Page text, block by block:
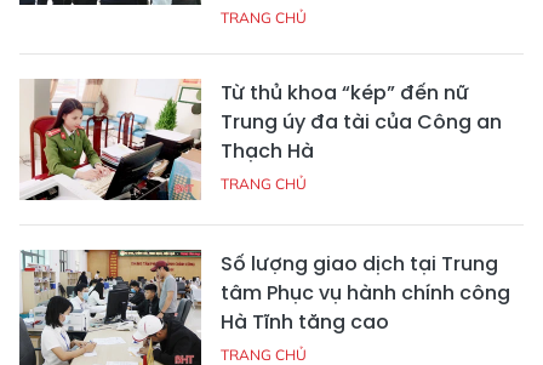
TRANG CHỦ
Từ thủ khoa “kép” đến nữ
Trung úy đa tài của Công an
Thạch Hà
TRANG CHỦ
Số lượng giao dịch tại Trung
tâm Phục vụ hành chính công
Hà Tĩnh tăng cao
TRANG CHỦ